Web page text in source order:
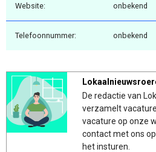
Website: onbekend
Telefoonnummer: onbekend
De redactie van
verzamelt
vacature op onze
contact met ons
het insturen.